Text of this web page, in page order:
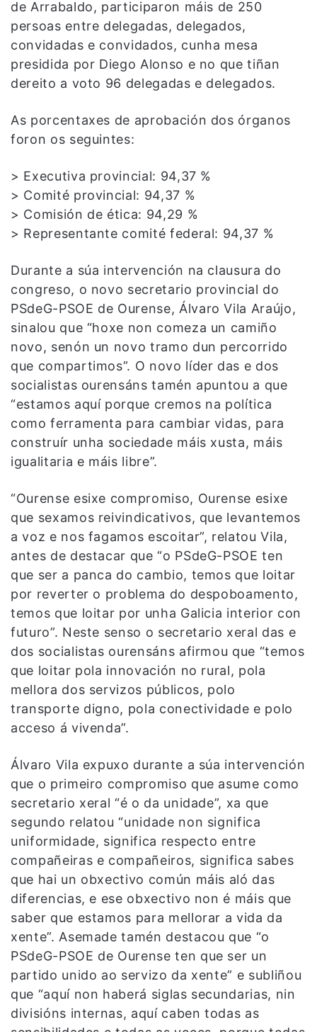
de Arrabaldo, participaron máis de 250
persoas entre delegadas, delegados,
convidadas e convidados, cunha mesa
presidida por Diego Alonso e no que tiñan
dereito a voto 96 delegadas e delegados.
As porcentaxes de aprobación dos órganos
foron os seguintes:
> Executiva provincial: 94,37 %
> Comité provincial: 94,37 %
> Comisión de ética: 94,29 %
> Representante comité federal: 94,37 %
Durante a súa intervención na clausura do
congreso, o novo secretario provincial do
PSdeG-PSOE de Ourense, Álvaro Vila Araújo,
sinalou que “hoxe non comeza un camiño
novo, senón un novo tramo dun percorrido
que compartimos”. O novo líder das e dos
socialistas ourensáns tamén apuntou a que
“estamos aquí porque cremos na política
como ferramenta para cambiar vidas, para
construír unha sociedade máis xusta, máis
igualitaria e máis libre”.
“Ourense esixe compromiso, Ourense esixe
que sexamos reivindicativos, que levantemos
a voz e nos fagamos escoitar”, relatou Vila,
antes de destacar que “o PSdeG-PSOE ten
que ser a panca do cambio, temos que loitar
por reverter o problema do despoboamento,
temos que loitar por unha Galicia interior con
futuro”. Neste senso o secretario xeral das e
dos socialistas ourensáns afirmou que “temos
que loitar pola innovación no rural, pola
mellora dos servizos públicos, polo
transporte digno, pola conectividade e polo
acceso á vivenda”.
Álvaro Vila expuxo durante a súa intervención
que o primeiro compromiso que asume como
secretario xeral “é o da unidade”, xa que
segundo relatou “unidade non significa
uniformidade, significa respecto entre
compañeiras e compañeiros, significa sabes
que hai un obxectivo común máis aló das
diferencias, e ese obxectivo non é máis que
saber que estamos para mellorar a vida da
xente”. Asemade tamén destacou que “o
PSdeG-PSOE de Ourense ten que ser un
partido unido ao servizo da xente” e subliñou
que “aquí non haberá siglas secundarias, nin
divisións internas, aquí caben todas as